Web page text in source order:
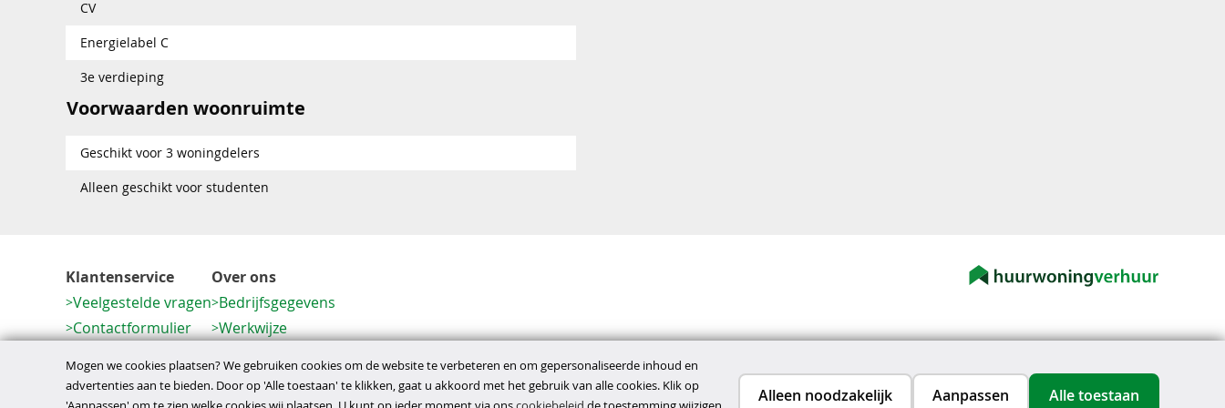
CV
Energielabel C
3e verdieping
Voorwaarden woonruimte
Geschikt voor 3 woningdelers
Alleen geschikt voor studenten
Klantenservice
Veelgestelde vragen
Contactformulier
Over ons
Bedrijfsgegevens
Werkwijze
Mogen we cookies plaatsen? We gebruiken cookies om de website te verbeteren en om gepersonaliseerde inhoud en
advertenties aan te bieden. Door op 'Alle toestaan' te klikken, gaat u akkoord met het gebruik van alle cookies. Klik op
Alleen noodzakelijk Aanpassen Alle toestaan